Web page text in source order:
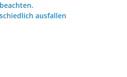
ausfallen